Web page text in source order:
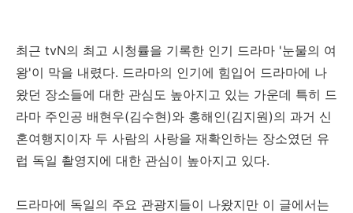
최근 tvN의 최고 시청률을 기록한 인기 드라마 '눈물의 여
왕'이 막을 내렸다. 드라마의 인기에 힘입어 드라마에 나
왔던 장소들에 대한 관심도 높아지고 있는 가운데 특히 드
라마 주인공 배현우(김수현)와 홍해인(김지원)의 과거 신
혼여행지이자 두 사람의 사랑을 재확인하는 장소였던 유
럽 독일 촬영지에 대한 관심이 높아지고 있다.
드라마에 독일의 주요 관광지들이 나왔지만 이 글에서는